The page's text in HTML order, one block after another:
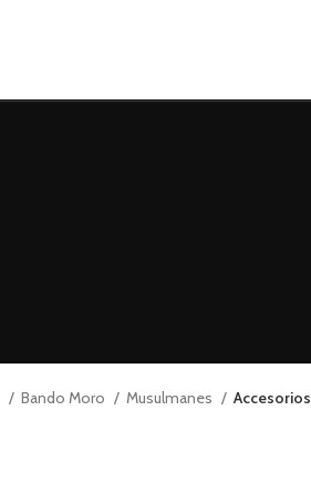
Bando Moro Musulmanes
Accesorios